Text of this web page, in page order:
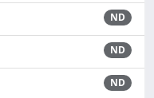
ND
ND
ND